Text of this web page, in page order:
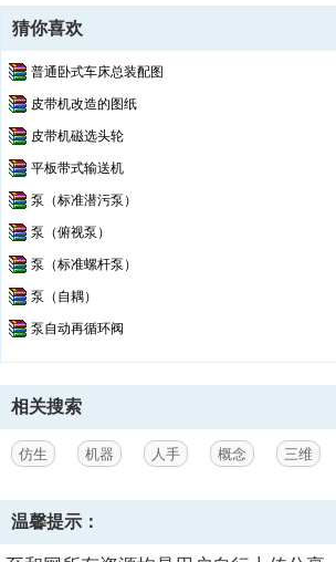
PROTO ASSEMBLY FINAL.SLDASM
Ring Rod.SLDPRT
Transparent cover.JPG--点击预览
Untitled.JPG--点击预览
Untitled1.JPG--点击预览
Wrist bone short.SLDPRT
猜你喜欢
普通卧式车床总装配图
皮带机改造的图纸
皮带机磁选头轮
平板带式输送机
泵（标准潜污泵）
泵（俯视泵）
泵（标准螺杆泵）
泵（自耦）
泵自动再循环阀
相关搜索
仿生 机器 人手 概念 三维
温馨提示：